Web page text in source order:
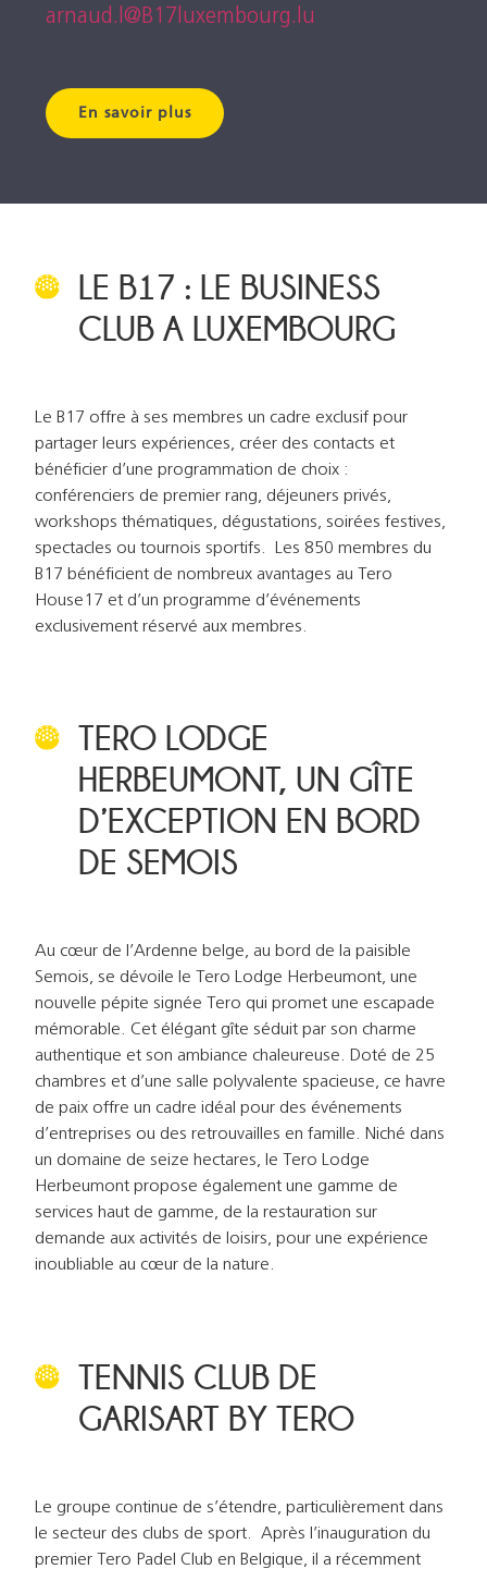
arnaud.l@B17luxembourg.lu
En savoir plus
LE B17 : LE BUSINESS
CLUB A LUXEMBOURG
Le B17 offre à ses membres un cadre exclusif pour
partager leurs expériences, créer des contacts et
bénéficier d’une programmation de choix :
conférenciers de premier rang, déjeuners privés,
workshops thématiques, dégustations, soirées festives,
spectacles ou tournois sportifs. Les 850 membres du
B17 bénéficient de nombreux avantages au Tero
House17 et d’un programme d’événements
exclusivement réservé aux membres.
TERO LODGE
HERBEUMONT, UN GÎTE
D’EXCEPTION EN BORD
DE SEMOIS
Au cœur de l’Ardenne belge, au bord de la paisible
Semois, se dévoile le Tero Lodge Herbeumont, une
nouvelle pépite signée Tero qui promet une escapade
mémorable. Cet élégant gîte séduit par son charme
authentique et son ambiance chaleureuse. Doté de 25
chambres et d’une salle polyvalente spacieuse, ce havre
de paix offre un cadre idéal pour des événements
d’entreprises ou des retrouvailles en famille. Niché dans
un domaine de seize hectares, le Tero Lodge
Herbeumont propose également une gamme de
services haut de gamme, de la restauration sur
demande aux activités de loisirs, pour une expérience
inoubliable au cœur de la nature.
TENNIS CLUB DE
GARISART BY TERO
Le groupe continue de s’étendre, particulièrement dans
le secteur des clubs de sport. Après l’inauguration du
premier Tero Padel Club en Belgique, il a récemment